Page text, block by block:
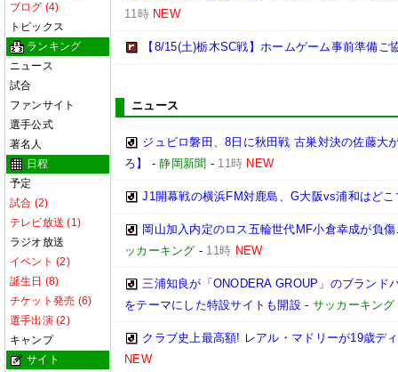
ブログ (4)
トピックス
ランキング
ニュース
試合
ファンサイト
選手公式
著名人
日程
予定
試合 (2)
テレビ放送 (1)
ラジオ放送
イベント (2)
誕生日 (8)
チケット発売 (6)
選手出演 (2)
キャンプ
サイト
11時 NEW
【8/15(土)栃木SC戦】ホームゲーム事前準備ご
ニュース
ジュビロ磐田、8日に秋田戦 古巣対決の佐藤大
ろ】
-静岡新聞 - 11時 NEW
J1開幕戦の横浜FM対鹿島、G大阪vs浦和はど
岡山加入内定のロス五輪世代MF小倉幸成が負
ッカーキング - 11時 NEW
三浦知良が「ONODERA GROUP」のブランド
をテーマにした特設サイトも開設 - サッカーキング
クラブ史上最高額! レアル・マドリーが19歳デ
NEW